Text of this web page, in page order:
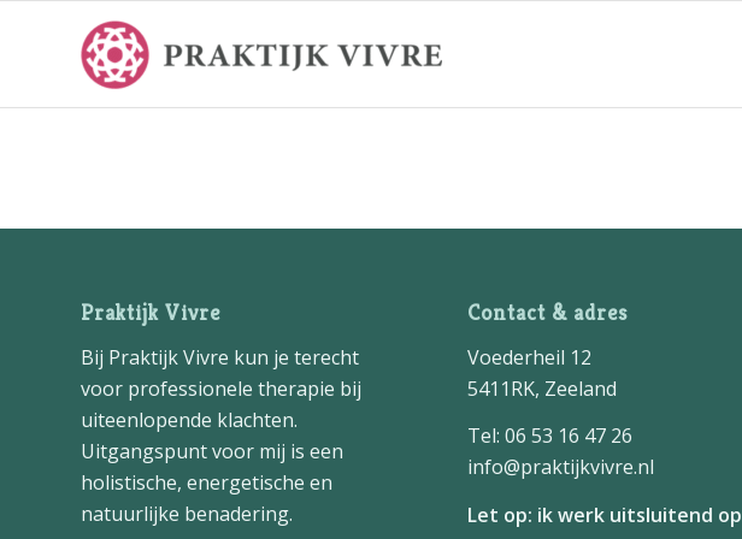
Praktijk Vivre
Bij Praktijk Vivre kun je terecht
voor professionele therapie bij
uiteenlopende klachten.
Uitgangspunt voor mij is een
holistische, energetische en
natuurlijke benadering.
Contact & adres
Voederheil 12
5411RK, Zeeland
Tel: 06 53 16 47 26
info@praktijkvivre.nl
Let op: ik werk uitsluitend op